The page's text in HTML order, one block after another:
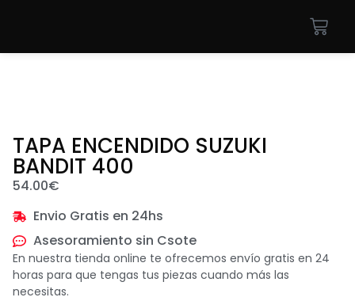
TAPA ENCENDIDO SUZUKI
BANDIT 400
54.00€
Envio Gratis en 24hs
Asesoramiento sin Csote
En nuestra tienda online te ofrecemos envío gratis en 24
horas para que tengas tus piezas cuando más las
necesitas.